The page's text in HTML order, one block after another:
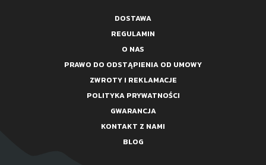
DOSTAWA
REGULAMIN
O NAS
PRAWO DO ODSTĄPIENIA OD UMOWY
ZWROTY I REKLAMACJE
POLITYKA PRYWATNOŚCI
GWARANCJA
KONTAKT Z NAMI
BLOG